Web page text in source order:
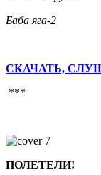
Баба яга-2
СКАЧАТЬ,
***
ПОЛЕТЕЛИ!